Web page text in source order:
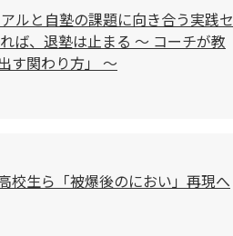
ルと自塾の課題に向き合う実践セ
ば、退塾は止まる 〜 コーチが教
す関わり方」 〜
生ら「被爆後のにおい」再現へ